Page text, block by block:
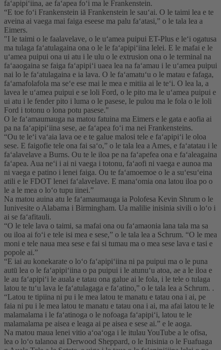
faʻapipiʻiina, ae faʻapea foʻi ma le Frankenstein.
“E toe foʻi Frankenstein iā Frankenstein le sauʻai. O le taimi lea e te
aveina ai vaega mai faiga eseese ma palu faʻatasi,” o le tala lea a
Eimers.
"I le taimi o le faalavelave, o le uʻamea puipui ET-Plus e leʻi ogatusa
ma tulaga faʻatulagaina ona o le le faʻapipiʻiina lelei. E le mafai e le
uʻamea puipui ona ui atu i le ulu o le extrusion ona o le terminal na
faʻaaogaina se faiga faʻapipiʻi uaea lea na faʻamau i le uʻamea puipui
nai lo le faʻatulagaina e ia lava. O le faʻamatuʻu o le matau e fafaga,
faʻamafolafola ma seʻe ese mai le mea e mitiia ai le teʻi. O lea la, a
lavea le uʻamea puipui e se loli Ford, o le pito ma le uʻamea puipui e
ui atu i le fender pito i luma o le pasese, le pulou ma le fola o le loli
Ford i totonu o lona potu pasese."
O le faʻamaumauga na matou fatuina ma Eimers e le gata e aofia ai
pa na faʻapipiʻiina sese, ae faʻapea foʻi ma nei Frankensteins.
“Ou te leʻi vaʻaia lava oe e te galue malosi tele e faʻapipiʻi le oloa
sese. E faigofie tele ona fai saʻo,” o le tala lea a Ames, e faʻatatau i le
faʻalavelave a Burns. Ou te le iloa pe na faʻapefea ona e faʻaleagaina
faʻapea. Aua neʻi i ai ni vaega i totonu, faʻaofi ni vaega e aunoa ma
ni vaega e patino i lenei faiga. Ou te faʻamoemoe o le a suʻesuʻeina
atili e le FDOT lenei faʻalavelave. E manaʻomia ona latou iloa po o
le a le mea o loʻo tupu iinei.”
Na matou auina atu le faʻamaumauga ia Polofesa Kevin Shrum o le
Iunivesite o Alabama i Birmingham. Ua malilie inisinia sivili o loʻo i
ai se faʻafitauli.
“O le tele lava o taimi, sa mafai ona ou faʻamaonia lana tala ma sa
ou iloa ai foʻi e tele isi mea e sese,” o le tala lea a Schrum. “O le mea
moni e tele naua mea sese e fai si tumau ma o mea sese lava e tasi e
popole ai.”
“E iai au konekarate o loʻo faʻapipiʻiina ni pa puipui ma o le puna
autū lea o le faʻapipiʻiina o pa puipui i le atunuʻu atoa, ae a le iloa e
le au faʻapipiʻi le auala e tatau ona galue ai le fola, i le tele o tulaga
latou te tuʻu lava le faʻatulagaga e faʻatino,” o le tala lea a Schrum. .
“Latou te tipiina ni pu i le mea latou te manatu e tatau ona i ai, pe
faia ni pu i le mea latou te manatu e tatau ona i ai, ma afai latou te le
malamalama i le faʻatinoga o le nofoaga faʻapipiʻi, latou te le
malamalama pe aisea e leaga ai pe aisea e sese ai.” e le aoga.
Na matou maua lenei vitio aʻoaʻoga i le itulau YouTube a le ofisa,
lea o loʻo talanoa ai Derwood Sheppard, o le Inisinia o le Fuafuaga